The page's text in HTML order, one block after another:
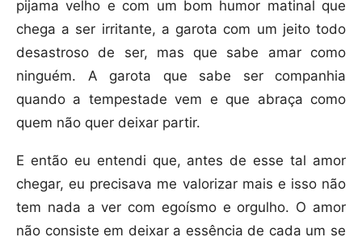
pijama velho e com um bom humor matinal que
chega a ser irritante, a garota com um jeito todo
desastroso de ser, mas que sabe amar como
ninguém. A garota que sabe ser companhia
quando a tempestade vem e que abraça como
quem não quer deixar partir.
E então eu entendi que, antes de esse tal amor
chegar, eu precisava me valorizar mais e isso não
tem nada a ver com egoísmo e orgulho. O amor
não consiste em deixar a essência de cada um se